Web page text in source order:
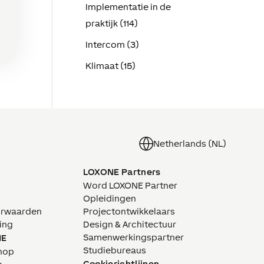
Implementatie in de
praktijk (114)
Intercom (3)
Klimaat (15)
Netherlands (NL)
LOXONE Partners
Word LOXONE Partner
Opleidingen
Projectontwikkelaars
Design & Architectuur
Samenwerkingspartner
Studiebureaus